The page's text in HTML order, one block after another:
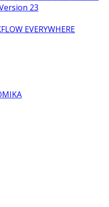
23
EVERYWHERE